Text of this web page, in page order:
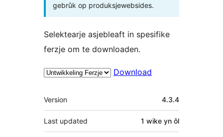
gebrûk op produksjewebsides.
Selektearje asjebleaft in spesifike
ferzje om te downloaden.
Download
Meta
Version 4.3.4
Last updated 1 wike yn ôl